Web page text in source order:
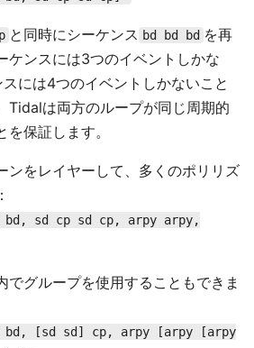
と同時にシーケンス bd bd bd を再
ケンスには3つのイベントしかな
には4つのイベントしかないこと
Tidalは両方のループが同じ周期的
保証します。
ンをレイヤーして、多くのポリリズ
bd, sd cp sd cp, arpy arpy,
でグループを使用することもできま
bd, [sd sd] cp, arpy [arpy [arpy